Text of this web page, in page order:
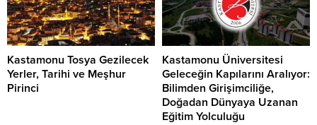
Kastamonu Tosya Gezilecek
Yerler, Tarihi ve Meşhur
Pirinci
Kastamonu Üniversitesi
Geleceğin Kapılarını Aralıyor:
Bilimden Girişimciliğe,
Doğadan Dünyaya Uzanan
Eğitim Yolculuğu